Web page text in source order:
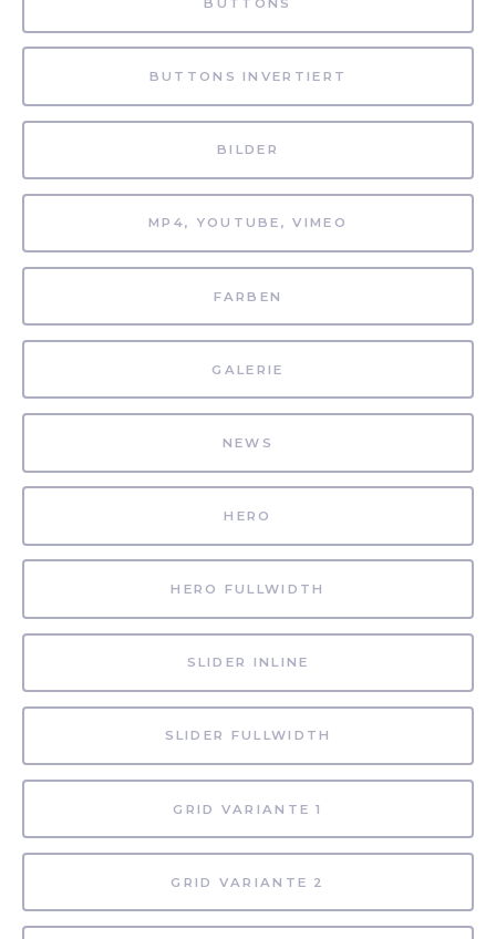
BUTTONS
BUTTONS INVERTIERT
BILDER
MP4, YOUTUBE, VIMEO
FARBEN
GALERIE
NEWS
HERO
HERO FULLWIDTH
SLIDER INLINE
SLIDER FULLWIDTH
GRID VARIANTE 1
GRID VARIANTE 2